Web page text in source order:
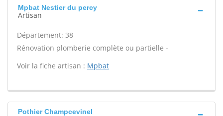
Mpbat Nestier du percy
Artisan
Département: 38
Rénovation plomberie complète ou partielle -
Voir la fiche artisan : Mpbat
Pothier Champcevinel